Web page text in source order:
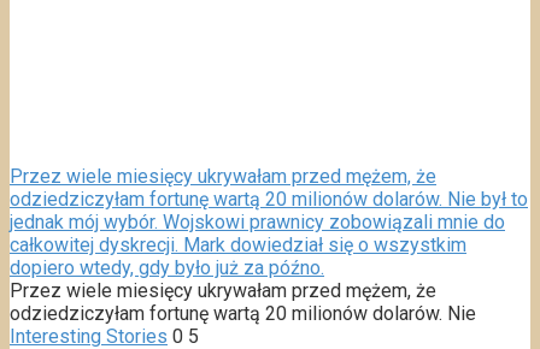
Przez wiele miesięcy ukrywałam przed mężem, że
odziedziczyłam fortunę wartą 20 milionów dolarów. Nie był to
jednak mój wybór. Wojskowi prawnicy zobowiązali mnie do
całkowitej dyskrecji. Mark dowiedział się o wszystkim
dopiero wtedy, gdy było już za późno.
Przez wiele miesięcy ukrywałam przed mężem, że
odziedziczyłam fortunę wartą 20 milionów dolarów. Nie
Interesting Stories 0 5